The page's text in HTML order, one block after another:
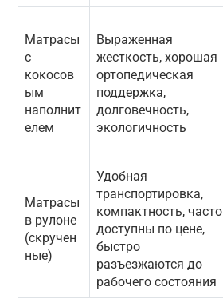
Матрасы
с
кокосов
ым
наполнит
елем
Выраженная
жесткость, хорошая
ортопедическая
поддержка,
долговечность,
экологичность
Матрасы
в рулоне
(скручен
ные)
Удобная
транспортировка,
компактность, часто
доступны по цене,
быстро
разъезжаются до
рабочего состояния